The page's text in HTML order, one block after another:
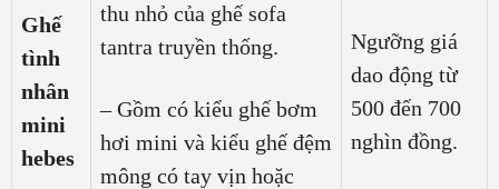
Ghế
tình
nhân
mini
hebes
thu nhỏ của ghế sofa
tantra truyền thống.
– Gồm có kiểu ghế bơm
hơi mini và kiểu ghế đệm
mông có tay vịn hoặc
Ngưỡng giá
dao động từ
500 đến 700
nghìn đồng.